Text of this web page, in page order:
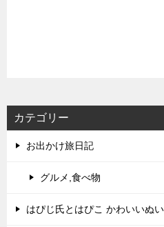
カテゴリー
お出かけ旅日記
グルメ,食べ物
はぴじ氏とはぴこ かわいいぬ